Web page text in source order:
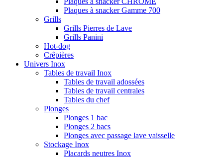
Plaques à snacker Gamme 700
Grills
Grills Pierres de Lave
Grills Panini
Hot-dog
Crêpières
Univers Inox
Tables de travail Inox
Tables de travail adossées
Tables de travail centrales
Tables du chef
Plonges
Plonges 1 bac
Plonges 2 bacs
Plonges avec passage lave vaisselle
Stockage Inox
Placards neutres Inox